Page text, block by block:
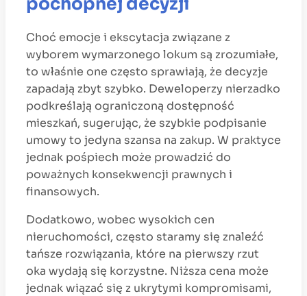
Choć emocje i ekscytacja związane z
wyborem wymarzonego lokum są zrozumiałe,
to właśnie one często sprawiają, że decyzje
zapadają zbyt szybko. Deweloperzy nierzadko
podkreślają ograniczoną dostępność
mieszkań, sugerując, że szybkie podpisanie
umowy to jedyna szansa na zakup. W praktyce
jednak pośpiech może prowadzić do
poważnych konsekwencji prawnych i
finansowych.
Dodatkowo, wobec wysokich cen
nieruchomości, często staramy się znaleźć
tańsze rozwiązania, które na pierwszy rzut
oka wydają się korzystne. Niższa cena może
jednak wiązać się z ukrytymi kompromisami,